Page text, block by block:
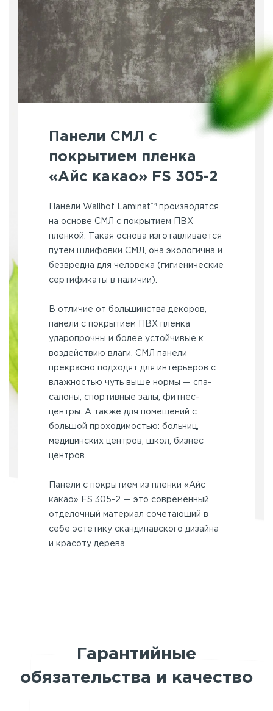
Панели СМЛ с
покрытием пленка
«Айс какао» FS 305-2
Панели Wallhof Laminat™ производятся
на основе СМЛ с покрытием ПВХ
пленкой. Такая основа изготавливается
путём шлифовки СМЛ, она экологична и
безвредна для человека (гигиенические
сертификаты в наличии).
В отличие от большинства декоров,
панели с покрытием ПВХ пленка
ударопрочны и более устойчивые к
воздействию влаги. СМЛ панели
прекрасно подходят для интерьеров с
влажностью чуть выше нормы — спа-
салоны, спортивные залы, фитнес-
центры. А также для помещений с
большой проходимостью: больниц,
медицинских центров, школ, бизнес
центров.
Панели с покрытием из пленки «Айс
какао» FS 305-2 — это современный
отделочный материал сочетающий в
себе эстетику скандинавского дизайна
и красоту дерева.
Гарантийные
обязательства и качество